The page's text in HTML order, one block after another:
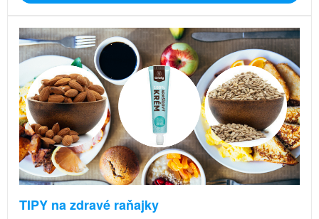
TIPY na zdravé raňajky